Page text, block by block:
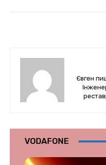
Євген
VODAFONE